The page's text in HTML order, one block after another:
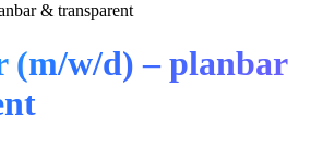
& transparent
(m/w/d) – planbar